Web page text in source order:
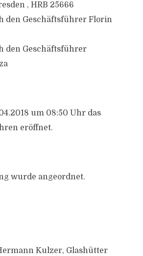
, HRB 25666
den Geschäftsführer Florin
den Geschäftsführer
um 08:50 Uhr das
eröffnet.
wurde angeordnet.
Kulzer, Glashütter